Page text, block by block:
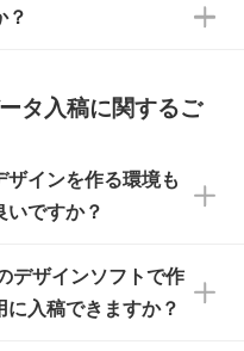
さい。
ただくと、おおよ
認いただけます。
ご発注をお願いい
。
なります。各商
承ください。
ページにある商品
ーパックなど)
袋に入っていま
)
ていない状態で
えや、オリジナル
せん。
？
ので予めご了承く
タ入稿に関するご
インを作る環境も
ですか？
ター」を使えば、
ンを作成できま
デザインソフトで作
入稿できますか？